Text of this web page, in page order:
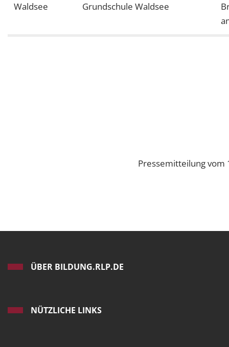
Waldsee Grundschule Waldsee
Pressemitteilung vom
ÜBER BILDUNG.RLP.DE
NÜTZLICHE LINKS